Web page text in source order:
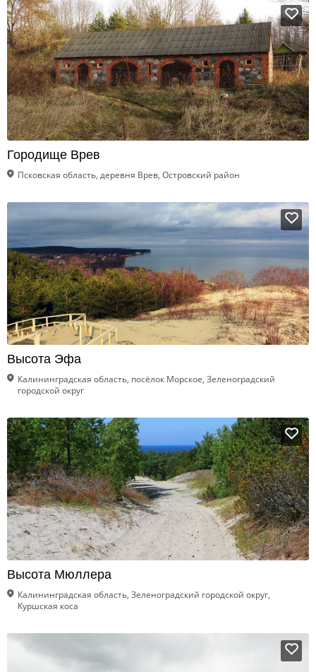
Городище Врев
Псковская область, деревня Врев, Островский район
Высота Эфа
Калининградская область, посёлок Морское, Зеленоградский
городской округ
Высота Мюллера
Калининградская область, Зеленоградский городской округ,
Куршская коса